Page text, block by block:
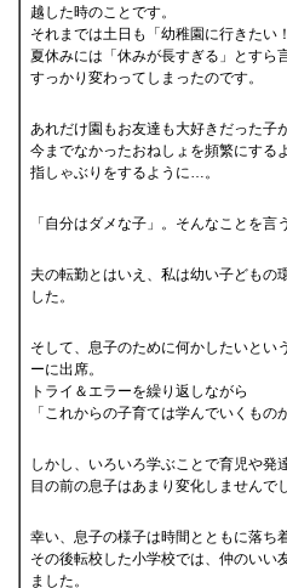
越した時のことです。
それまでは土日も「幼稚園に行きたい
夏休みには「休みが長すぎる」とすら
すっかり変わってしまったのです。
あれだけ園もお友達も大好きだった子
今までなかったおねしょを頻繁にする
指しゃぶりをするように…。
「自分はダメな子」。そんなことを言
夫の転勤とはいえ、私は幼い子どもの
した。
そして、息子のために何かしたいとい
ーに出席。
トライ＆エラーを繰り返しながら
「これからの子育ては学んでいくもの
しかし、いろいろ学ぶことで育児や発
目の前の息子はあまり変化しませんで
幸い、息子の様子は時間とともに落ち
その後転校した小学校では、仲のいい
ました。